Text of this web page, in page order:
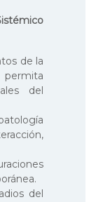
de la
del
del